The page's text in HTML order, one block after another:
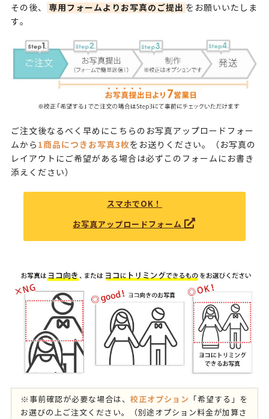
その後、
専用フォームよりお写真のご提出 をお願いいたしま
す。
ご注文後なるべく早めにこちらのお写真アップロードフォー
ムから 1商品につきお写真3枚をお送りください。（お写真の
レイアウトにご希望がある場合は必ずこのフォームにお書き
添えください）
スマホでOK！
お写真アップロードフォーム
※事前確認が必要な場合は、 校正オプション
「希望する」を
お選びの上ご注文ください。（別途オプション料金が加算さ